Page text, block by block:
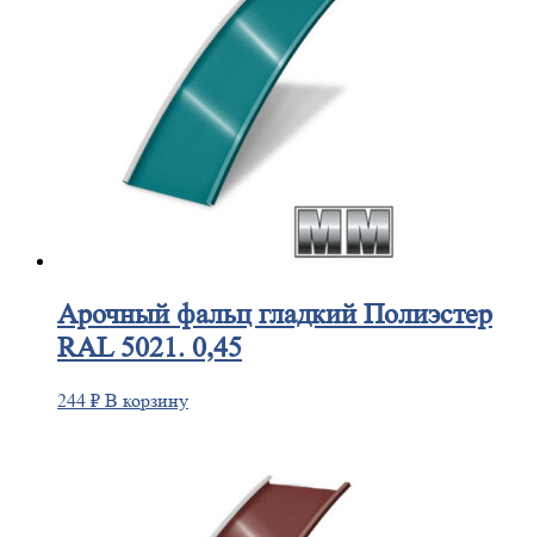
Арочныйфальц гладкий Полиэстер
RAL 5021. 0,45
244 ₽ В корзину